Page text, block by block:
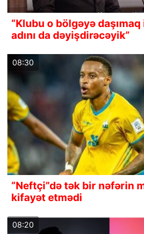
“Klubu o bölgəyə
adını da dəyişdirəcəyik”
08:30
“Neftçi”də tək bir nəfərin
kifayət etmədi
08:20